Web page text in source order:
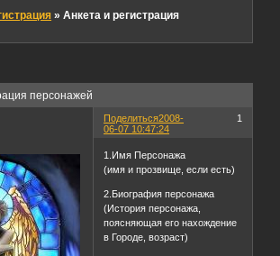
»Анкета и регистрация
персонажей
Поделиться 1
2008-
06-07 10:47:24
1.Имя Персонажа
(имя и прозвище, если есть)
2.Биография персонажа
(История персонажа,
поясняющая его нахождение
в Городе, возраст)